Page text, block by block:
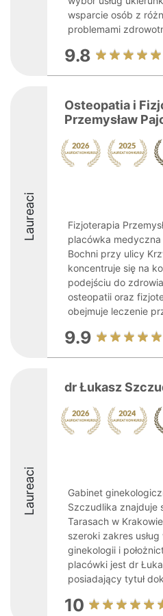
wsparcie osób z
problemami
9.8
Laureaci
Osteopatia i
Przemysław
Fizjoterapia
placówka
Bochni przy ulicy
koncentruje się na
podejściu do
osteopatii oraz
obejmuje leczenie
9.9
Laureaci
dr Łukasz
Gabinet
Szczudlika znajduje
Tarasach w
szeroki zakres
ginekologii i
placówki jest dr
posiadający tytuł
10